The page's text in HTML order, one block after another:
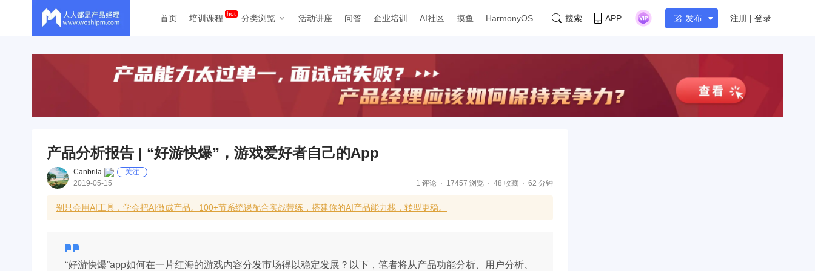
首页 培训课程 分类浏览 活动讲座 问答 企业培训 AI社区 摸鱼 HarmonyOS 搜索 APP 发布 注册 | 登录
产品分析报告 | “好游快爆”，游戏爱好者自己的App
Canbrila
关注
2019-05-15
1 评论 17457 浏览 48 收藏 62 分钟
别只会用AI工具，学会把AI做成产品。100+节系统课配合实战带练，搭建你的AI产品能力栈，转型更稳。
“好游快爆”app如何在一片红海的游戏内容分发市场得以稳定发展？以下，笔者将从产品功能分析、用户分析、